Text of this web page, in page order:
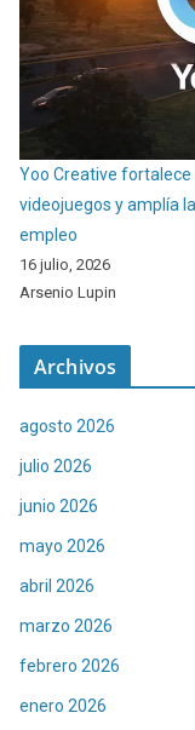
Yoo Creative
videojuegos y amplía
empleo
16 julio, 2026
Arsenio Lupin
Archivos
agosto 2026
julio 2026
junio 2026
mayo 2026
abril 2026
marzo 2026
febrero 2026
enero 2026